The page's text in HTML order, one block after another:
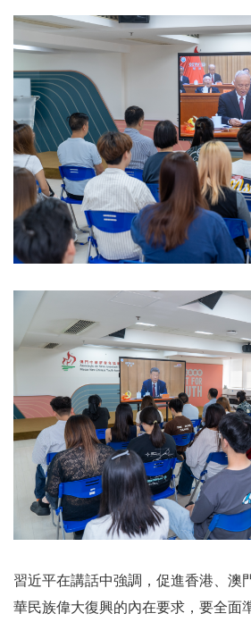
習近平在講話中強調，促進香港、澳
華民族偉大復興的內在要求，要全面